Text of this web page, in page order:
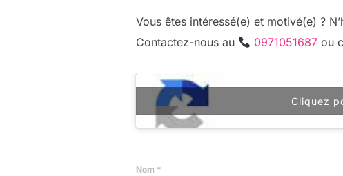
Vous êtes intéressé(e) et motivé(e) ?
Contactez-nous au
0971051687 ou
Cliquez
Nom *